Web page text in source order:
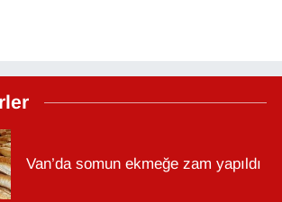
Van’da somun ekmeğe zam yapıldı